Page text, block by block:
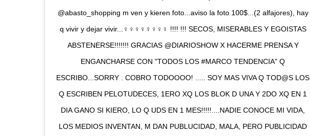
@abasto_shopping m ven y kieren foto...aviso la foto 100$...(2 alfajores), hay
q vivir y dejar vivir...♀️♀️♀️♀️♀️♀️♀️♀️ !!!! !!! SECOS, MISERABLES Y EGOISTAS
ABSTENERSE!!!!!!! GRACIAS @DIARIOSHOW X HACERME PRENSA Y
ENGANCHARSE CON "TODOS LOS #MARCO TENDENCIA" Q
ESCRIBO...SORRY . COBRO TODOOOO! ..... SOY MAS VIVA Q TOD@S LOS
Q ESCRIBEN PELOTUDECES, 1ERO XQ LOS BLOK D UNA Y 2DO XQ EN 1
DIA GANO SI KIERO, LO Q UDS EN 1 MES!!!!!....NADIE CONOCE MI VIDA,
LOS MEDIOS INVENTAN, M DAN PUBLUCIDAD, MALA, PERO PUBLICIDAD